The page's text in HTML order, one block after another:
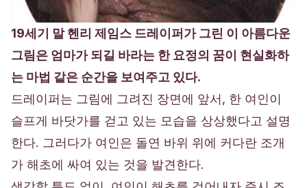
19세기 말 헨리 제임스 드레이퍼가 그린 이 아름다운
그림은 엄마가 되길 바라는 한 요정의 꿈이 현실화하
는 마법 같은 순간을 보여주고 있다.
드레이퍼는 그림에 그려진 장면에 앞서, 한 여인이
슬프게 바닷가를 걷고 있는 모습을 상상했다고 설명
한다. 그러다가 여인은 돌연 바위 위에 커다란 조개
가 해초에 싸여 있는 것을 발견한다.